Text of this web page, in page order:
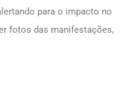
para o impacto no
fotos das manifestações,